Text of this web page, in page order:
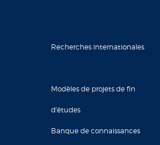
Recherches internationales
Modèles de projets de fin
d'études
Banque de connaissances